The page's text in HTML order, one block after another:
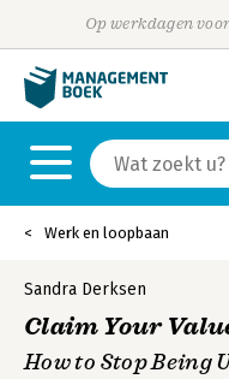
Op werkdagen
Werk en loopbaan
Sandra Derksen
Claim Your
How to Stop Being